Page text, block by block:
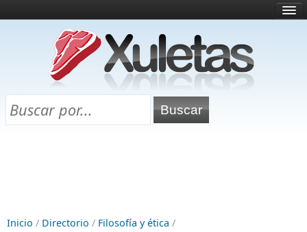
¿Qué es esto?
Directorio
Chuletas para exámenes
Inicio / Directorio / Filosofía y ética /